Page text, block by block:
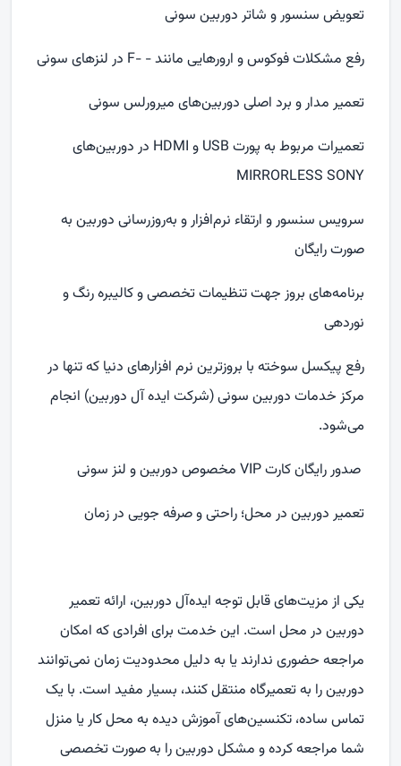
تعویض سنسور و شاتر دوربین سونی
رفع مشکلات فوکوس و ارورهایی مانند - -F در لنزهای سونی
تعمیر مدار و برد اصلی دوربین‌های میرورلس سونی
تعمیرات مربوط به پورت USB و HDMI در دوربین‌های
MIRRORLESS SONY
سرویس سنسور و ارتقاء نرم‌افزار و به‌روزرسانی دوربین به
صورت رایگان
برنامه‌های بروز جهت تنظیمات تخصصی و کالیبره رنگ و
نوردهی
رفع پیکسل سوخته با بروزترین نرم افزارهای دنیا که تنها در
مرکز خدمات دوربین سونی (شرکت ایده آل دوربین) انجام
می‌شود.
صدور رایگان کارتVIP مخصوص دوربین و لنز سونی
تعمیر دوربین در محل؛ راحتی و صرفه‌ جویی در زمان
یکی از مزیت‌های قابل‌ توجه ایده‌آل دوربین، ارائه تعمیر
دوربین در محل است. این خدمت برای افرادی که امکان
مراجعه حضوری ندارند یا به دلیل محدودیت زمان نمی‌توانند
دوربین را به تعمیرگاه منتقل کنند، بسیار مفید است. با یک
تماس ساده، تکنسین‌های آموزش‌ دیده به محل کار یا منزل
شما مراجعه کرده و مشکل دوربین را به‌ صورت تخصصی